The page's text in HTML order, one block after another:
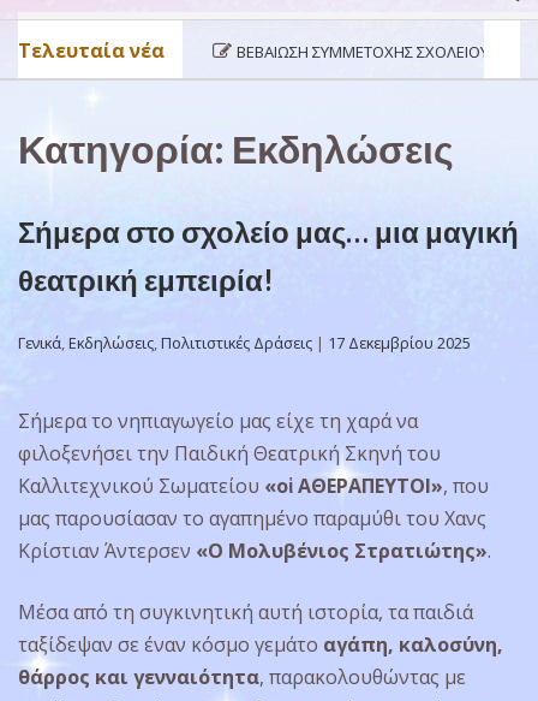
ΒΕΒΑΊΩΣΗ ΣΥΜΜΕΤΟΧΉΣ ΣΧΟΛΕΊΟΥ ΣΤΟ
Τελευταία νέα
Κατηγορία: Εκδηλώσεις
Σήμερα στο σχολείο μας… μια μαγική
θεατρική εμπειρία!
Γενικά Εκδηλώσεις Πολιτιστικές Δράσεις | 17 Δεκεμβρίου 2025
Σήμερα το νηπιαγωγείο μας είχε τη χαρά να
φιλοξενήσει την Παιδική Θεατρική Σκηνή του
Καλλιτεχνικού Σωματείου «οἱ ΑΘΕΡΑΠΕΥΤΟΙ», που
μας παρουσίασαν το αγαπημένο παραμύθι του Χανς
Κρίστιαν Άντερσεν «Ο Μολυβένιος Στρατιώτης».
Μέσα από τη συγκινητική αυτή ιστορία, τα παιδιά
ταξίδεψαν σε έναν κόσμο γεμάτο αγάπη, καλοσύνη,
θάρρος και γενναιότητα, παρακολουθώντας με